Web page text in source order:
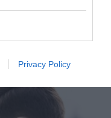
Privacy Policy